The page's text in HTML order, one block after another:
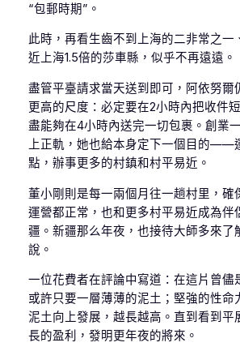
“包郵時期”。
此時，再看生齒不到上海的二非常之一
近上海1.5倍的莎車縣，似乎不再遠遠。
盡管平臺請求當天送到即可，阿依努爾
更高的尺度：必定要在2小時內把收件
盡能夠在4小時內送完一切包裹。創業
上正軌，她也給本身定下一個目的——
點，辦事更多的村鎮和村平易近。
董小剛則是每一兩個月往一趟村里，確
運營都正常，也和更多村平易近成為伴
疆。新疆那么年夜，也接待大師多來了
說。
一位花費者在評論中寫道：在這片曾儘
或許只要一層薄薄的泥土；堅強的性命
泥土向上發展，越長越高。直到看到平
長的盈利，發明更年夜的將來。